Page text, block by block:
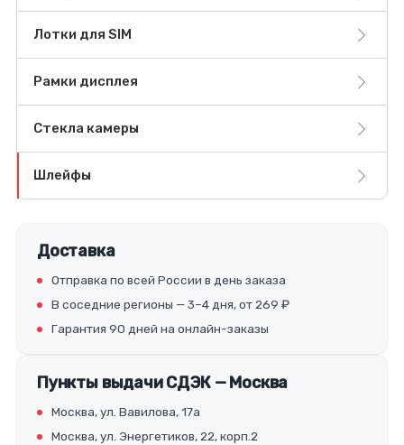
Лотки для SIM
Рамки дисплея
Стекла камеры
Шлейфы
Доставка
Отправка по всей России в день заказа
В соседние регионы — 3–4 дня, от 269 ₽
Гарантия 90 дней на онлайн-заказы
Пункты выдачи СДЭК — Москва
Москва, ул. Вавилова, 17а
Москва, ул. Энергетиков, 22, корп.2